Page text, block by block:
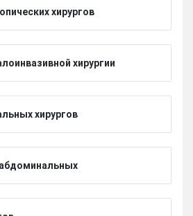
хирургов
хирургии
хирургов
абдоминальных